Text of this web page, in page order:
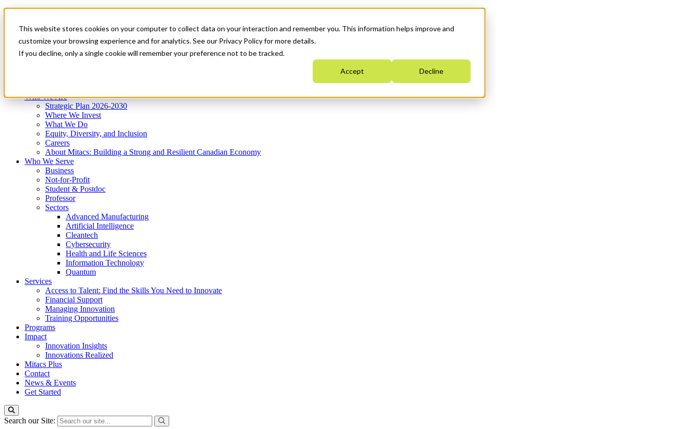
This website stores cookies on your computer to collect data on your interaction and remember you. This information helps improve and
customize your browsing experience and for analytics. See our Privacy Policy for more details.
If you decline, only a single cookie will remember your preference not to be tracked.
Accept Decline
News & Events
Get Started
Menu
Who We Are
Strategic Plan 2026-2030
Where We Invest
What We Do
Equity, Diversity, and Inclusion
Careers
About Mitacs: Building a Strong and Resilient Canadian Economy
Who We Serve
Business
Not-for-Profit
Student & Postdoc
Professor
Sectors
Advanced Manufacturing
Artificial Intelligence
Cleantech
Cybersecurity
Health and Life Sciences
Information Technology
Quantum
Services
Access to Talent: Find the Skills You Need to Innovate
Financial Support
Managing Innovation
Training Opportunities
Programs
Impact
Innovation Insights
Innovations Realized
Mitacs Plus
Contact
News & Events
Get Started
Search our Site: